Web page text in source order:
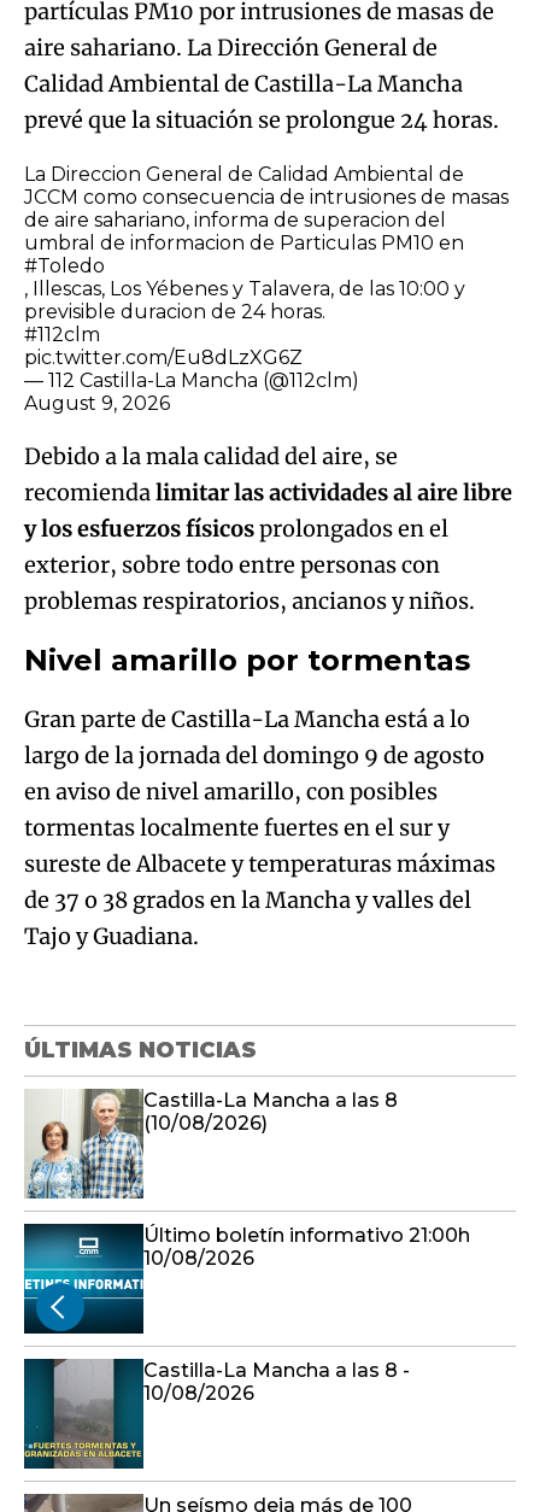
partículas PM10 por intrusiones de masas de
aire sahariano. La Dirección General de
Calidad Ambiental de Castilla-La Mancha
prevé que la situación se prolongue 24 horas.
La Direccion General de Calidad Ambiental de
JCCM como consecuencia de intrusiones de masas
de aire sahariano, informa de superacion del
umbral de informacion de Particulas PM10 en
#Toledo
, Illescas, Los Yébenes y Talavera, de las 10:00 y
previsible duracion de 24 horas.
#112clm
pic.twitter.com/Eu8dLzXG6Z
— 112 Castilla-La Mancha (@112clm)
August 9, 2026
Debido a la mala calidad del aire, se
recomiendalimitar las actividades al aire libre
y los esfuerzos físicosprolongados en el
exterior, sobre todo entre personas con
problemas respiratorios, ancianos y niños.
Nivel amarillo por tormentas
Gran parte de Castilla-La Mancha está a lo
largo de la jornada del domingo 9 de agosto
en aviso de nivel amarillo, con posibles
tormentas localmente fuertes en el sur y
sureste de Albacete y temperaturas máximas
de 37 o 38 grados en la Mancha y valles del
Tajo y Guadiana.
ÚLTIMAS NOTICIAS
Castilla-La Mancha a las 8
(10/08/2026)
Último boletín informativo 21:00h
10/08/2026
Castilla-La Mancha a las 8 -
10/08/2026
Un seísmo deja más de 100